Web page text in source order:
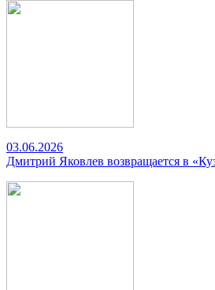
03.06.2026
Дмитрий Яковлев возвращается в